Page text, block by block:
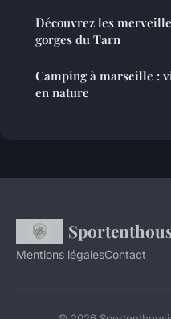
Découvrez les
gorges du Tarn
Camping à marseille :
en nature
Mentions légalesContact